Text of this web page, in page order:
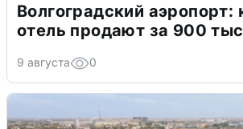
Волгоградский аэропорт:
отель продают за 900
9 августа 0